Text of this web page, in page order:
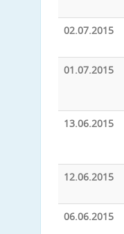
02.07.2015
01.07.2015
13.06.2015
12.06.2015
06.06.2015